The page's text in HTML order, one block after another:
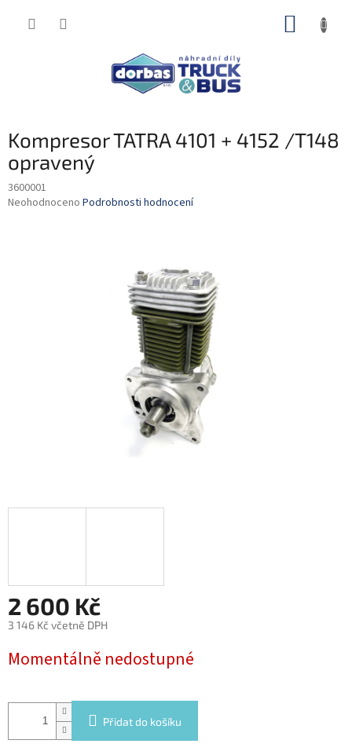
Kompresor TATRA 4101 + 4152 /T148
opravený
3600001
Průměrné
Neohodnoceno Podrobnosti hodnocení
2 600 Kč
3 146 Kč včetně DPH
cena:
Momentálně nedostupné
Přidat do košíku